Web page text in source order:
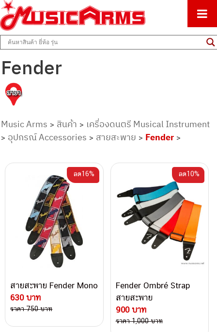
Music Arms
ศูนย์รวมครื่องดนตรีทุกชนิด ตั้งแต่เริ่มต้นถึงมืออาชีพ
Fender
Music Arms > สินค้า > เครื่องดนตรี Musical Instrument
> อุปกรณ์ Accessories > สายสะพาย > Fender>
สายสะพาย Fender Mono
630 บาท
ลด16%
ราคา 750 บาท
Fender Ombré Strap
สายสะพาย
900 บาท
ลด10%
ราคา 1,000 บาท